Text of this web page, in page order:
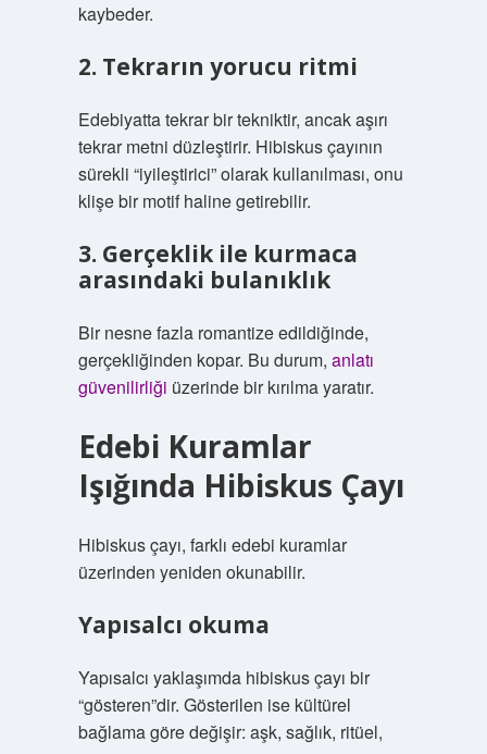
kaybeder.
2. Tekrarın yorucu ritmi
Edebiyatta tekrar bir tekniktir, ancak aşırı
tekrar metni düzleştirir. Hibiskus çayının
sürekli “iyileştirici” olarak kullanılması, onu
klişe bir motif haline getirebilir.
3. Gerçeklik ile kurmaca
arasındaki bulanıklık
Bir nesne fazla romantize edildiğinde,
gerçekliğinden kopar. Bu durum, anlatı
güvenilirliği üzerinde bir kırılma yaratır.
Edebi Kuramlar
Işığında Hibiskus Çayı
Hibiskus çayı, farklı edebi kuramlar
üzerinden yeniden okunabilir.
Yapısalcı okuma
Yapısalcı yaklaşımda hibiskus çayı bir
“gösteren”dir. Gösterilen ise kültürel
bağlama göre değişir: aşk, sağlık, ritüel,